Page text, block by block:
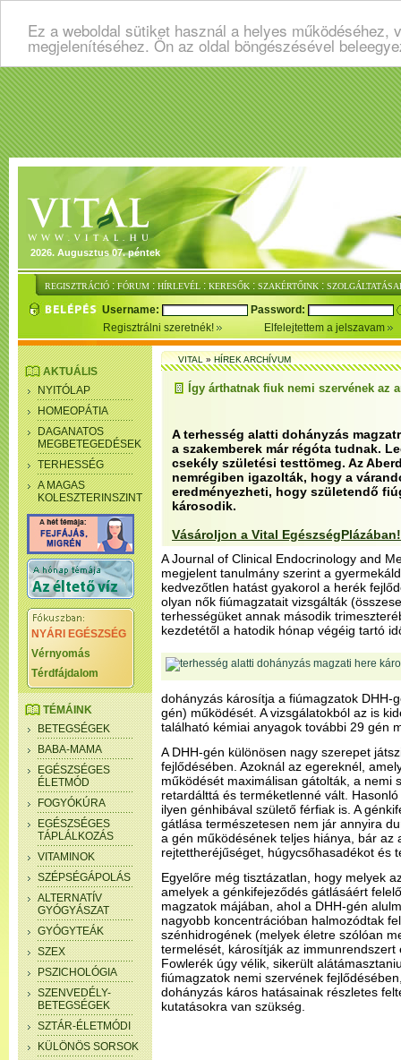
Ez a weboldal sütiket használ a helyes
megjelenítéséhez. Ön az oldal böngészésével
2026. Augusztus 07. péntek
REGISZTRÁCIÓ : FÓRUM : HÍRLEVÉL : KERESŐK : SZAKÉRTŐINK :
Username:
Password:
Regisztrálni szeretnék!
Elfelejtettem a jelszavam
AKTUÁLIS
NYITÓLAP
HOMEOPÁTIA
DAGANATOS
MEGBETEGEDÉSEK
TERHESSÉG
A MAGAS
KOLESZTERINSZINT
NYÁRI EGÉSZSÉG
Vérnyomás
Térdfájdalom
TÉMÁINK
BETEGSÉGEK
BABA-MAMA
EGÉSZSÉGES
ÉLETMÓD
FOGYÓKÚRA
EGÉSZSÉGES
TÁPLÁLKOZÁS
VITAMINOK
SZÉPSÉGÁPOLÁS
ALTERNATÍV
GYÓGYÁSZAT
GYÓGYTEÁK
SZEX
PSZICHOLÓGIA
SZENVEDÉLY-
BETEGSÉGEK
SZTÁR-ÉLETMÓDI
KÜLÖNÖS SORSOK
VITAL»HÍREK ARCHÍVUM
Így árthatnak fiuk nemi szervének az
A terhesség alatti dohányzás
a szakemberek már régóta tudnak.
csekély születési testtömeg. Az
nemrégiben igazolták, hogy a
eredményezheti, hogy születendő
károsodik.
Vásároljon a Vital EgészségPlázában!
A Journal of Clinical Endocrinology and
megjelent tanulmány szerint a
kedvezőtlen hatást gyakorol a herék
olyan nők fiúmagzatait vizsgálták
terhességüket annak második
kezdetétől a hatodik hónap végéig tartó
dohányzás károsítja a fiúmagzatok DHH-
gén) működését. A vizsgálatokból az is
található kémiai anyagok további 29 gén
A DHH-gén különösen nagy szerepet
fejlődésében. Azoknál az egereknél,
működését maximálisan gátolták, a nemi
retardálttá és terméketlenné vált.
ilyen génhibával születő férfiak is. A
gátlása természetesen nem jár annyira
a gén működésének teljes hiánya, bár az
rejtettheréjűséget, húgycsőhasadékot és
Egyelőre még tisztázatlan, hogy melyek
amelyek a génkifejeződés gátlásáért
magzatok májában, ahol a DHH-gén
nagyobb koncentrációban halmozódtak
szénhidrogének (melyek életre szólóan
termelését, károsítják az
Fowlerék úgy vélik, sikerült
fiúmagzatok nemi szervének
dohányzás káros hatásainak részletes
kutatásokra van szükség.